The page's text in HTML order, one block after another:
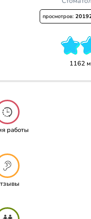
просмотров:
1162
работы